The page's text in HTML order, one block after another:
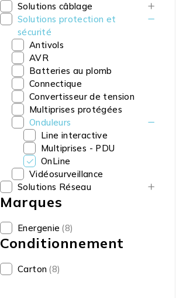
Solutions câblage
Solutions protection et
sécurité
Antivols
AVR
Batteries au plomb
Connectique
Convertisseur de tension
Multiprises protégées
Onduleurs
Line interactive
Multiprises - PDU
OnLine
Vidéosurveillance
Solutions Réseau
Marques
Energenie (8)
Conditionnement
Carton (8)